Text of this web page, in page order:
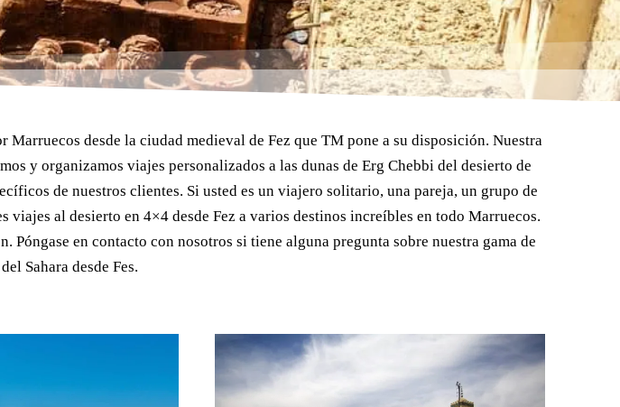
Marruecos desde la ciudad medieval de Fez que TM pone a su disposición. Nuestra
y organizamos viajes personalizados a las dunas de Erg Chebbi del desierto de
de nuestros clientes. Si usted es un viajero solitario, una pareja, un grupo de
al desierto en 4×4 desde Fez a varios destinos increíbles en todo Marruecos.
en contacto con nosotros si tiene alguna pregunta sobre nuestra gama de
Sahara desde Fes.